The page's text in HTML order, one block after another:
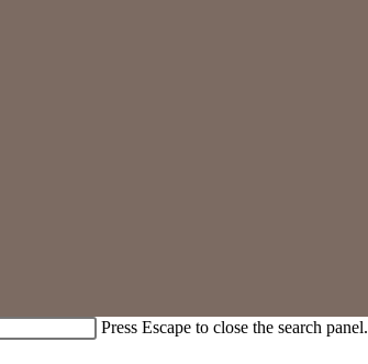
Press Escape to close the search panel.